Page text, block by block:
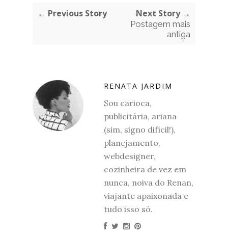
← Previous Story Next Story →
Postagem mais
antiga
RENATA JARDIM
Sou carioca,
publicitária, ariana
(sim, signo difícil!),
planejamento,
webdesigner,
cozinheira de vez em
nunca, noiva do Renan,
viajante apaixonada e
tudo isso só.